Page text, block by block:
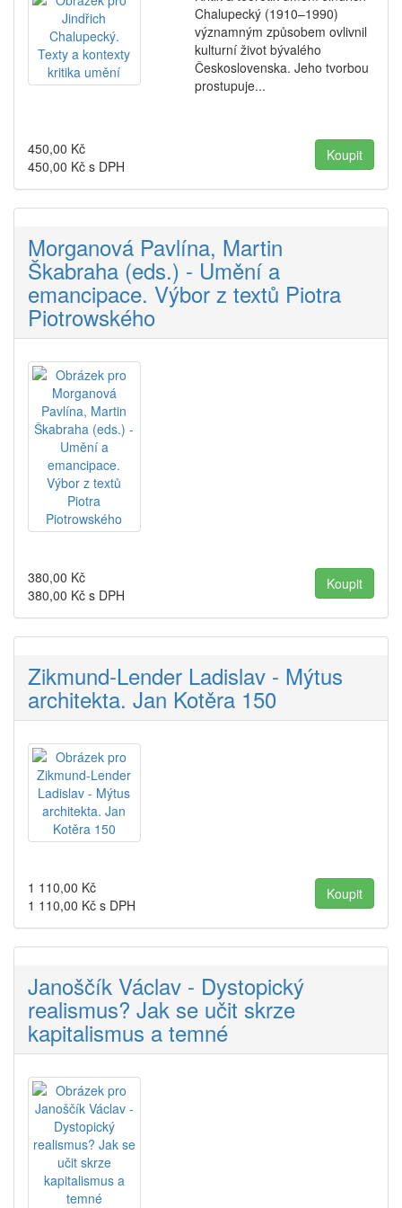
Chalupecký (1910–1990)
významným způsobem ovlivnil
kulturní život bývalého
Československa. Jeho tvorbou
prostupuje...
450,00 Kč
450,00 Kč s DPH
Morganová Pavlína, Martin
Škabraha (eds.) - Umění a
emancipace. Výbor z textů Piotra
Piotrowského
380,00 Kč
380,00 Kč s DPH
Zikmund-Lender Ladislav - Mýtus
architekta. Jan Kotěra 150
1 110,00 Kč
1 110,00 Kč s DPH
Janoščík Václav - Dystopický
realismus? Jak se učit skrze
kapitalismus a temné